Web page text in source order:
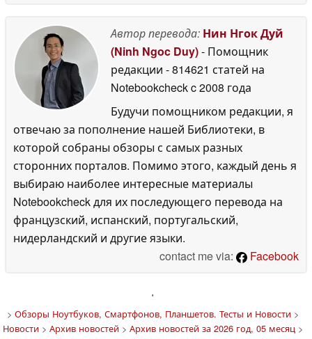
Автор перевода: Нин Нгок Дуй
(Ninh Ngoc Duy)- Помощник
редакции - 814621 статей на
Notebookcheckc 2008 года
Будучи помощником редакции, я
отвечаю за пополнение нашей Библиотеки, в
которой собраны обзоры с самых разных
сторонних порталов. Помимо этого, каждый день я
выбираю наиболее интересные материалы
Notebookcheck для их последующего перевода на
французский, испанский, португальский,
нидерландский и другие языки.
contact me via:
Facebook
'
> Обзоры Ноутбуков, Смартфонов, Планшетов. Тесты и Новости>
Новости> Архив новостей> Архив новостей за 2026 год, 05 месяц>